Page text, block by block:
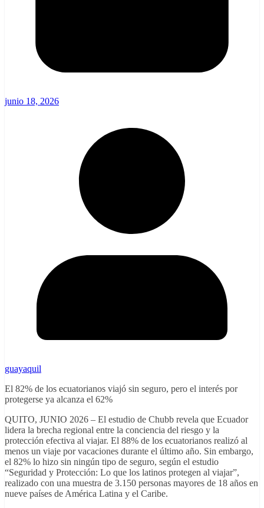
junio 18, 2026
guayaquil
El 82% de los ecuatorianos viajó sin seguro, pero el interés por
protegerse ya alcanza el 62%
QUITO, JUNIO 2026 – El estudio de Chubb revela que Ecuador
lidera la brecha regional entre la conciencia del riesgo y la
protección efectiva al viajar. El 88% de los ecuatorianos realizó al
menos un viaje por vacaciones durante el último año. Sin embargo,
el 82% lo hizo sin ningún tipo de seguro, según el estudio
“Seguridad y Protección: Lo que los latinos protegen al viajar”,
realizado con una muestra de 3.150 personas mayores de 18 años en
nueve países de América Latina y el Caribe.